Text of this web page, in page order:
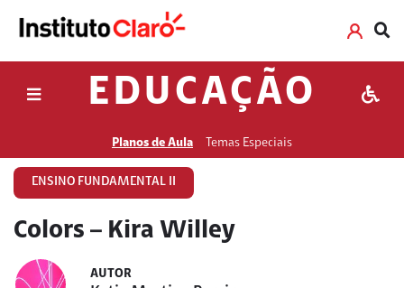
EDUCAÇÃO
Planos de Aula Temas Especiais
ENSINO FUNDAMENTAL II
Colors – Kira Willey
AUTOR